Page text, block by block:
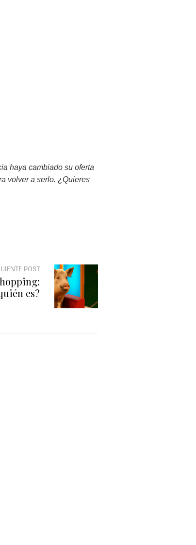
haya cambiado su oferta
volver a serlo. ¿Quieres
POST
es?